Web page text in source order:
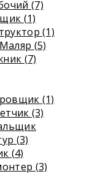
(7)
(1)
(1)
Маляр (5)
(7)
(1)
(3)
(3)
(4)
(3)